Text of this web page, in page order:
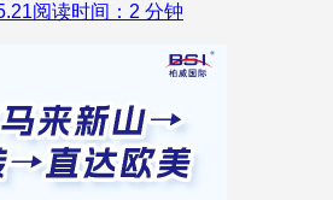
阅读时间：2 分钟